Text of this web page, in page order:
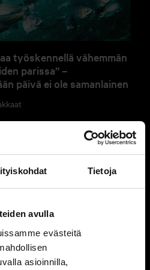
Tietoja
avulla
evästeitä
asioinnilla,
työskennellä vähemmän
parissa” –
päivä ei ole samanlainen